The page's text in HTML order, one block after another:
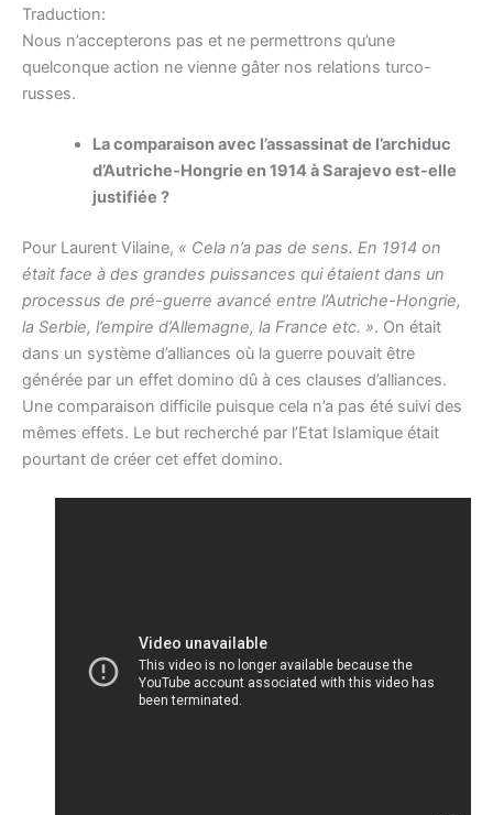
Traduction:
Nous n’accepterons pas et ne permettrons qu’une
quelconque action ne vienne gâter nos relations turco-
russes.
La comparaison avec l’assassinat de l’archiduc
d’Autriche-Hongrie en 1914 à Sarajevo est-elle
justifiée ?
Pour Laurent Vilaine, « Cela n’a pas de sens. En 1914 on
était face à des grandes puissances qui étaient dans un
processus de pré-guerre avancé entre l’Autriche-Hongrie,
la Serbie, l’empire d’Allemagne, la France etc. ». On était
dans un système d’alliances où la guerre pouvait être
générée par un effet domino dû à ces clauses d’alliances.
Une comparaison difficile puisque cela n’a pas été suivi des
mêmes effets. Le but recherché par l’Etat Islamique était
pourtant de créer cet effet domino.